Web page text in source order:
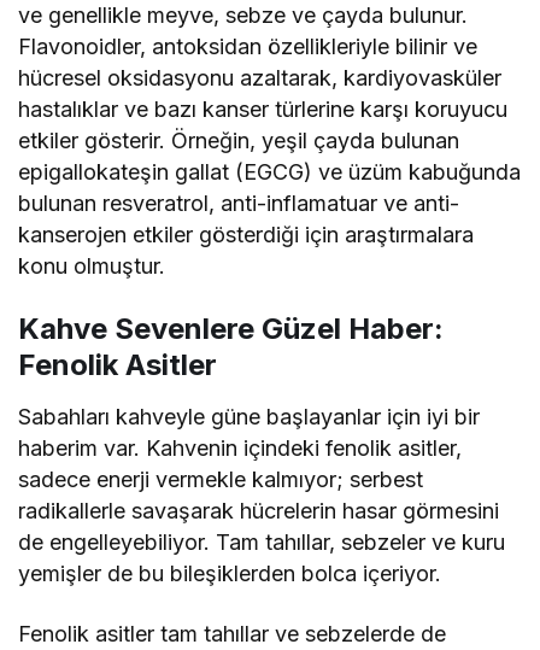
ve genellikle meyve, sebze ve çayda bulunur.
Flavonoidler, antoksidan özellikleriyle bilinir ve
hücresel oksidasyonu azaltarak, kardiyovasküler
hastalıklar ve bazı kanser türlerine karşı koruyucu
etkiler gösterir. Örneğin, yeşil çayda bulunan
epigallokateşin gallat (EGCG) ve üzüm kabuğunda
bulunan resveratrol, anti-inflamatuar ve anti-
kanserojen etkiler gösterdiği için araştırmalara
konu olmuştur.
Kahve Sevenlere Güzel Haber:
Fenolik Asitler
Sabahları kahveyle güne başlayanlar için iyi bir
haberim var. Kahvenin içindeki fenolik asitler,
sadece enerji vermekle kalmıyor; serbest
radikallerle savaşarak hücrelerin hasar görmesini
de engelleyebiliyor. Tam tahıllar, sebzeler ve kuru
yemişler de bu bileşiklerden bolca içeriyor.
Fenolik asitler tam tahıllar ve sebzelerde de